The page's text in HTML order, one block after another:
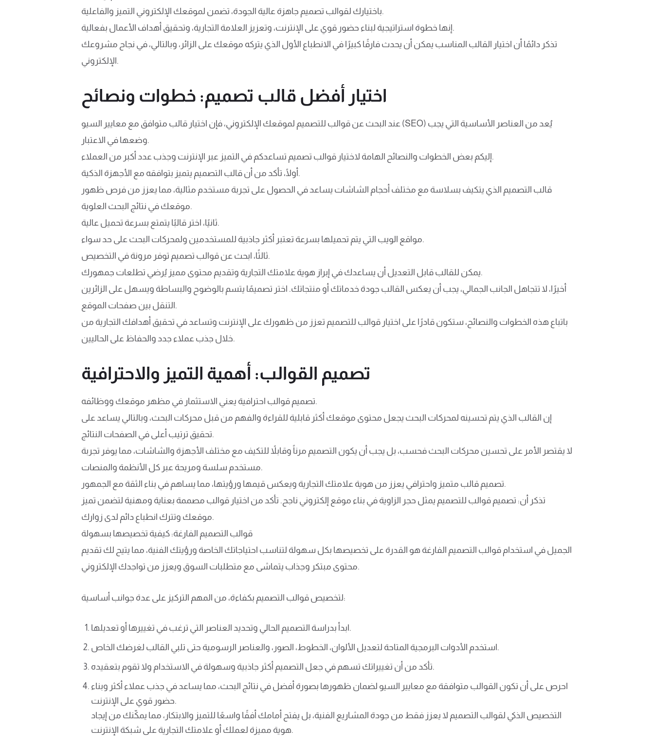
باختيارك لقوالب تصميم جاهزة عالية الجودة، تضمن لموقعك الإلكتروني التميز والفاعلية.
إنها خطوة استراتيجية لبناء حضور قوي على الإنترنت، وتعزيز العلامة التجارية، وتحقيق أهداف الأعمال بفعالية.
تذكر دائمًا أن اختيار القالب المناسب يمكن أن يحدث فارقًا كبيرًا في الانطباع الأول الذي يتركه موقعك على الزائر، وبالتالي، في نجاح مشروعك
الإلكتروني.
اختيار أفضل قالب تصميم: خطوات ونصائح
عند البحث عن قوالب للتصميم لموقعك الإلكتروني، فإن اختيار قالب متوافق مع معايير السيو (SEO) يُعد من العناصر الأساسية التي يجب
وضعها في الاعتبار.
إليكم بعض الخطوات والنصائح الهامة لاختيار قوالب تصميم تساعدكم في التميز عبر الإنترنت وجذب عدد أكبر من العملاء.
أولًا، تأكد من أن قالب التصميم يتميز بتوافقه مع الأجهزة الذكية.
قالب التصميم الذي يتكيف بسلاسة مع مختلف أحجام الشاشات يساعد في الحصول على تجربة مستخدم مثالية، مما يعزز من فرص ظهور
موقعك في نتائج البحث العلوية.
ثانيًا، اختر قالبًا يتمتع بسرعة تحميل عالية.
مواقع الويب التي يتم تحميلها بسرعة تعتبر أكثر جاذبية للمستخدمين ولمحركات البحث على حد سواء.
ثالثًا، ابحث عن قوالب تصميم توفر مرونة في التخصيص.
يمكن للقالب قابل التعديل أن يساعدك في إبراز هوية علامتك التجارية وتقديم محتوى مميز يُرضي تطلعات جمهورك.
أخيرًا، لا تتجاهل الجانب الجمالي، يجب أن يعكس القالب جودة خدماتك أو منتجاتك. اختر تصميمًا يتسم بالوضوح والبساطة ويسهل على الزائرين
التنقل بين صفحات الموقع.
باتباع هذه الخطوات والنصائح، ستكون قادرًا على اختيار قوالب للتصميم تعزز من ظهورك على الإنترنت وتساعد في تحقيق أهدافك التجارية من
خلال جذب عملاء جدد والحفاظ على الحاليين.
تصميم القوالب: أهمية التميز والاحترافية
تصميم قوالب احترافية يعني الاستثمار في مظهر موقعك ووظائفه.
إن القالب الذي يتم تحسينه لمحركات البحث يجعل محتوى موقعك أكثر قابلية للقراءة والفهم من قبل محركات البحث، وبالتالي يساعد على
تحقيق ترتيب أعلى في الصفحات النتائج.
لا يقتصر الأمر على تحسين محركات البحث فحسب، بل يجب أن يكون التصميم مرناً وقابلاً للتكيف مع مختلف الأجهزة والشاشات، مما يوفر تجربة
مستخدم سلسة ومريحة عبر كل الأنظمة والمنصات.
تصميم قالب متميز واحترافي يعزز من هوية علامتك التجارية ويعكس قيمها ورؤيتها، مما يساهم في بناء الثقة مع الجمهور.
تذكر أن: تصميم قوالب للتصميم يمثل حجر الزاوية في بناء موقع إلكتروني ناجح. تأكد من اختيار قوالب مصممة بعناية ومهنية لتضمن تميز
موقعك وتترك انطباع دائم لدى زوارك.
قوالب التصميم الفارغة: كيفية تخصيصها بسهولة
الجميل في استخدام قوالب التصميم الفارغة هو القدرة على تخصيصها بكل سهولة لتناسب احتياجاتك الخاصة ورؤيتك الفنية، مما يتيح لك تقديم
محتوى مبتكر وجذاب يتماشى مع متطلبات السوق ويعزز من تواجدك الإلكتروني.
لتخصيص قوالب التصميم بكفاءة، من المهم التركيز على عدة جوانب أساسية:
ابدأ بدراسة التصميم الحالي وتحديد العناصر التي ترغب في تغييرها أو تعديلها.
استخدم الأدوات البرمجية المتاحة لتعديل الألوان، الخطوط، الصور، والعناصر الرسومية حتى تلبي القالب لغرضك الخاص.
تأكد من أن تغييراتك تسهم في جعل التصميم أكثر جاذبية وسهولة في الاستخدام ولا تقوم بتعقيده.
احرص على أن تكون القوالب متوافقة مع معايير السيو لضمان ظهورها بصورة أفضل في نتائج البحث، مما يساعد في جذب عملاء أكثر وبناء
حضور قوي على الإنترنت.
التخصيص الذكي لقوالب التصميم لا يعزز فقط من جودة المشاريع الفنية، بل يفتح أمامك أفقًا واسعًا للتميز والابتكار، مما يمكّنك من إيجاد
هوية مميزة لعملك أو علامتك التجارية على شبكة الإنترنت.